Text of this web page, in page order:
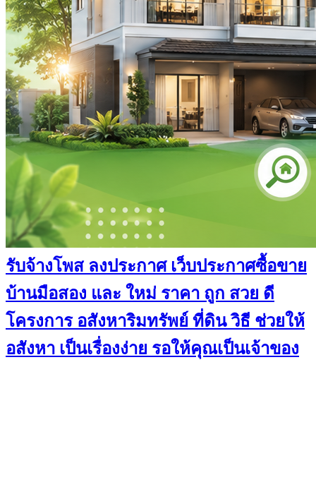
รับจ้างโพส ลงประกาศ เว็บประกาศซื้อขาย
บ้านมือสอง และ ใหม่ ราคา ถูก สวย ดี
โครงการ อสังหาริมทรัพย์ ที่ดิน วิธี ช่วยให้
อสังหา เป็นเรื่องง่าย รอให้คุณเป็นเจ้าของ